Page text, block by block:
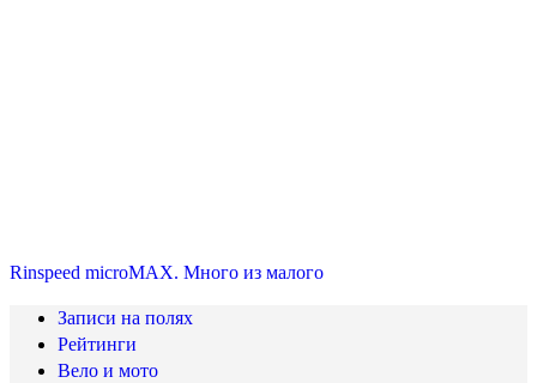
Rinspeed microMAX. Много из малого
Записи на полях
Рейтинги
Вело и мото